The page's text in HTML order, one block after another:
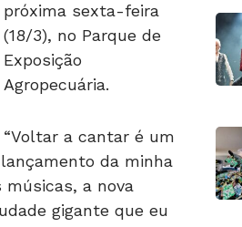
próxima sexta-feira
(18/3), no Parque de
Exposição
Agropecuária.
“Voltar a cantar é um
da minha
a nova
gigante que eu